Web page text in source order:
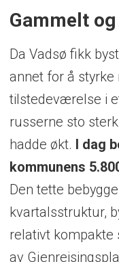
Gammelt
Da Vadsø fikk
annet for å
tilstedeværelse i
russerne sto
hadde økt. I dag
kommunens
Den tette
kvartalsstruktur,
relativt kompakte
av